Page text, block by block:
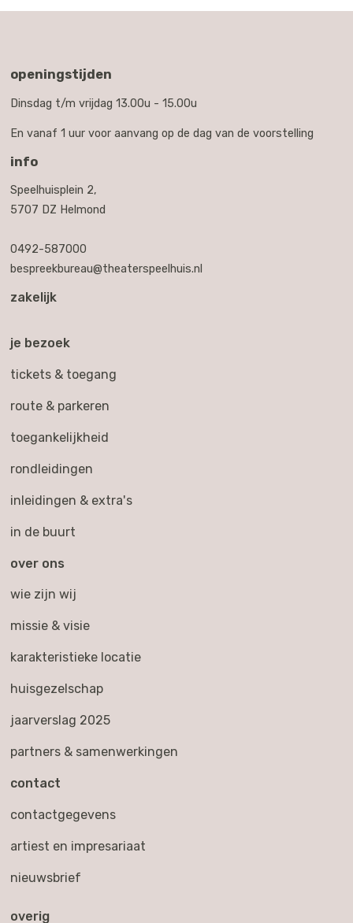
openingstijden
Dinsdag t/m vrijdag 13.00u - 15.00u
En vanaf 1 uur voor aanvang op de dag van de voorstelling
info
Speelhuisplein 2,
5707 DZ Helmond
0492-587000
bespreekbureau@theaterspeelhuis.nl
zakelijk
je bezoek
tickets & toegang
route & parkeren
toegankelijkheid
rondleidingen
inleidingen & extra's
in de buurt
over ons
wie zijn wij
missie & visie
karakteristieke locatie
huisgezelschap
jaarverslag 2025
partners & samenwerkingen
contact
contactgegevens
artiest en impresariaat
nieuwsbrief
overig